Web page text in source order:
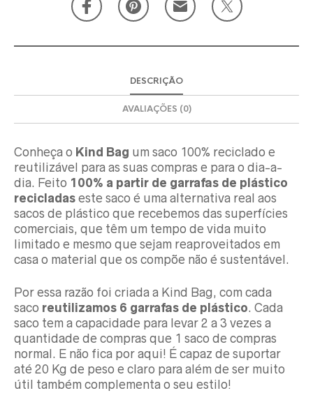
DESCRIÇÃO
AVALIAÇÕES (0)
Conheça o Kind Bag um saco 100% reciclado e
reutilizável para as suas compras e para o dia-a-
dia. Feito 100% a partir de garrafas de plástico
recicladas este saco é uma alternativa real aos
sacos de plástico que recebemos das superfícies
comerciais, que têm um tempo de vida muito
limitado e mesmo que sejam reaproveitados em
casa o material que os compõe não é sustentável.
Por essa razão foi criada a Kind Bag, com cada
saco reutilizamos 6 garrafas de plástico. Cada
saco tem a capacidade para levar 2 a 3 vezes a
quantidade de compras que 1 saco de compras
normal. E não fica por aqui! É capaz de suportar
até 20 Kg de peso e claro para além de ser muito
útil também complementa o seu estilo!